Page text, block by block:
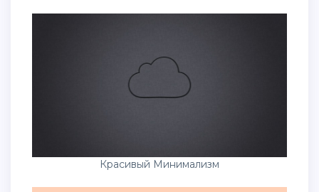
Красивый Минимализм